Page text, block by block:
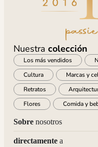
Nuestra colección
Los más vendidos
Cultura
Marcas y
Retratos
Flores
Comida y
Sobrenosotros
directamentea